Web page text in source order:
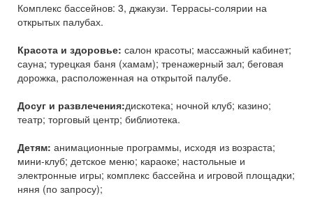
Комплекс бассейнов: 3, джакузи. Террасы-солярии на
открытых палубах.
Красота и здоровье: салон красоты; массажный кабинет;
сауна; турецкая баня (хамам); тренажерный зал; беговая
дорожка, расположенная на открытой палубе.
Досуг и развлечения:дискотека; ночной клуб; казино;
театр; торговый центр; библиотека.
Детям: анимационные программы, исходя из возраста;
мини-клуб; детское меню; караоке; настольные и
электронные игры; комплекс бассейна и игровой площадки;
няня (по запросу);